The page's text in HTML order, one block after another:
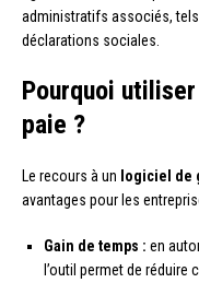
administratifs associés,
déclarations sociales.
Pourquoi
paie ?
Le recours à un logiciel de
avantages pour les
Gain de temps : en
l’outil permet de